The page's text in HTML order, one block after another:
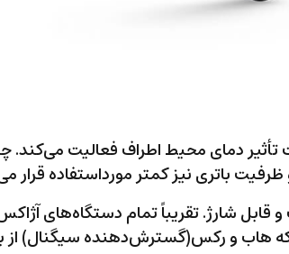
دمای محیط اطراف فعالیت می‌کند.
باتری نیز کمتر مورداستفاده قرار
قابل شارژ. تقریباً تمام دستگاه‌های
هاب و رکس(گسترش‌دهنده سیگنال) از